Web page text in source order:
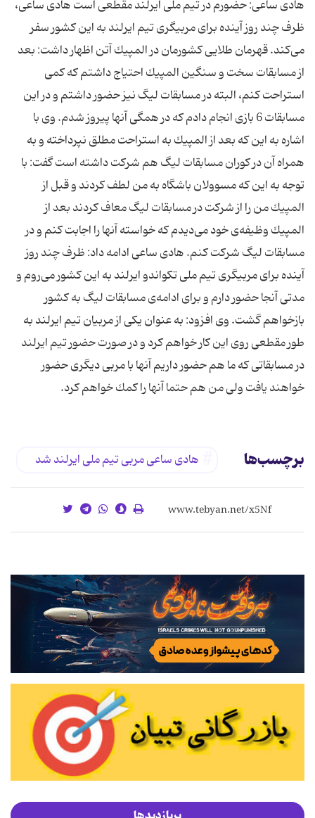
هادی ساعی: حضورم در تیم ملی ایرلند مقطعی است هادی ساعی،
ظرف چند روز آینده برای مربیگری تیم ایرلند به این كشور سفر
می‌كند. قهرمان طلایی كشورمان در المپیك آتن اظهار داشت: بعد
از مسابقات سخت و سنگین المپیك احتیاج داشتم كه كمی
استراحت كنم،‌ البته در مسابقات لیگ نیز حضور داشتم و در این
مسابقات 6 بازی انجام دادم كه در همگی آنها پیروز شدم. وی با
اشاره به این كه بعد از المپیك به استراحت مطلق نپرداخته و به
همراه آن در كوران مسابقات لیگ هم شركت داشته است گفت: با
توجه به این كه مسوولان باشگاه به من لطف كردند و قبل از
المپیك من را از شركت در مسابقات لیگ معاف كردند بعد از
المپیك وظیفه‌ی خود می‌دیدم كه خواسته آنها را اجابت كنم و در
مسابقات لیگ شركت كنم. هادی ساعی ادامه داد: ظرف چند روز
آینده برای مربیگری تیم ملی تكواندو ایرلند به این كشور می‌روم و
مدتی آنجا حضور دارم و برای ادامه‌ی مسابقات لیگ به كشور
بازخواهم گشت. وی افزود: به عنوان یكی از مربیان تیم ایرلند به
طور مقطعی روی این كار خواهم كرد و در صورت حضور تیم ایرلند
در مسابقاتی كه ما هم حضور داریم آنها با مربی دیگری حضور
خواهند یافت ولی من هم حتما آنها را كمك خواهم كرد.
برچسب‌ها هادی ساعی مربی تیم ملی ایرلند شد